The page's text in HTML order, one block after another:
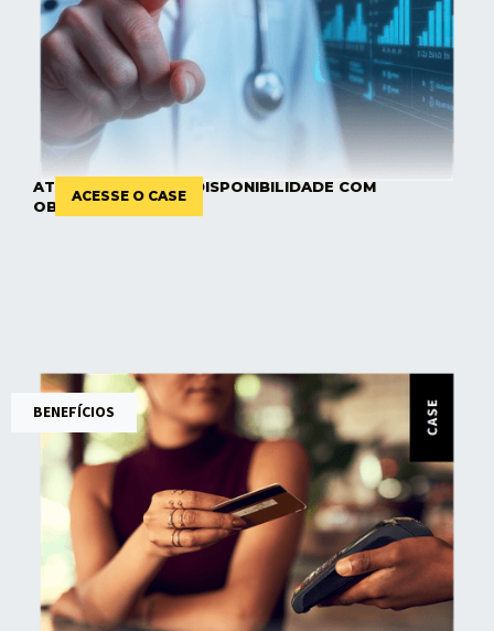
ACESSE O CASE
ATHENA APRIMORA DISPONIBILIDADE COM
OBSERVABILIDADE
BENEFÍCIOS